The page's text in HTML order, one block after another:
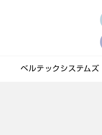
ベルテックシステムズ